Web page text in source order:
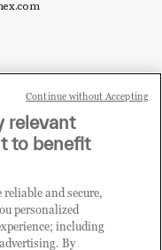
acquistare
sul blog?
relevant
to benefit
reliable and secure,
personalized
including
By
Continue without Accepting